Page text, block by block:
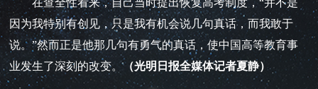
在查全性看来，自己当时提出恢复高考制度，“并不是
因为我特别有创见，只是我有机会说几句真话，而我敢于
说。”然而正是他那几句有勇气的真话，使中国高等教育事
业发生了深刻的改变。（光明日报全媒体记者夏静）